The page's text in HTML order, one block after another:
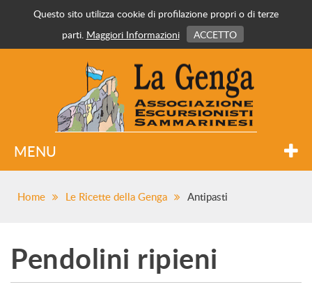
Questo sito utilizza cookie di profilazione propri o di terze
parti. Maggiori Informazioni ACCETTO
MENU
Home Le Ricette della Genga Antipasti
Pendolini ripieni